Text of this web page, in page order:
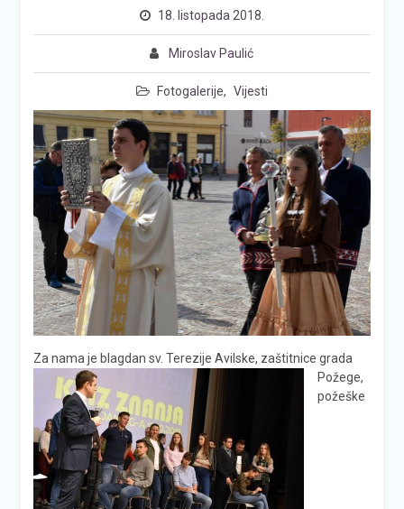
18. listopada 2018.
Miroslav Paulić
Fotogalerije, Vijesti
Za nama je blagdan sv. Terezije Avilske, zaštitnice grada
Požege,
požeške